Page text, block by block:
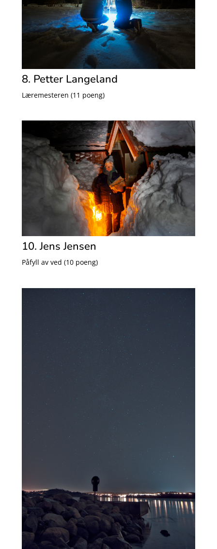
8. Petter Langeland
Læremesteren (11 poeng)
10. Jens Jensen
Påfyll av ved (10 poeng)